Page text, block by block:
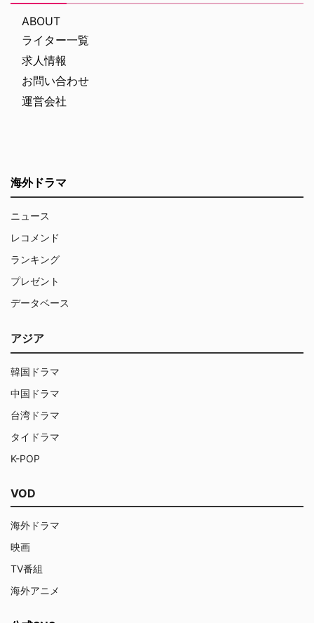
ABOUT
ライター一覧
求人情報
お問い合わせ
運営会社
海外ドラマ
ニュース
レコメンド
ランキング
プレゼント
データベース
アジア
韓国ドラマ
中国ドラマ
台湾ドラマ
タイドラマ
K-POP
VOD
海外ドラマ
映画
TV番組
海外アニメ